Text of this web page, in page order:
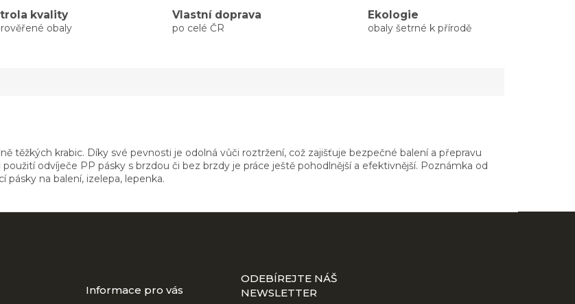
kvality
obaly
Vlastní doprava
po celé ČR
Ekologie
obaly šetrné k přírodě
těžkých krabic. Díky své pevnosti je odolná vůči roztržení, což zajišťuje bezpečné balení a přepravu
odvíječe PP pásky s brzdou či bez brzdy je práce ještě pohodlnější a efektivnější. Poznámka od
na balení, izelepa, lepenka.
Informace pro vás
ODEBÍREJTE NÁŠ
NEWSLETTER